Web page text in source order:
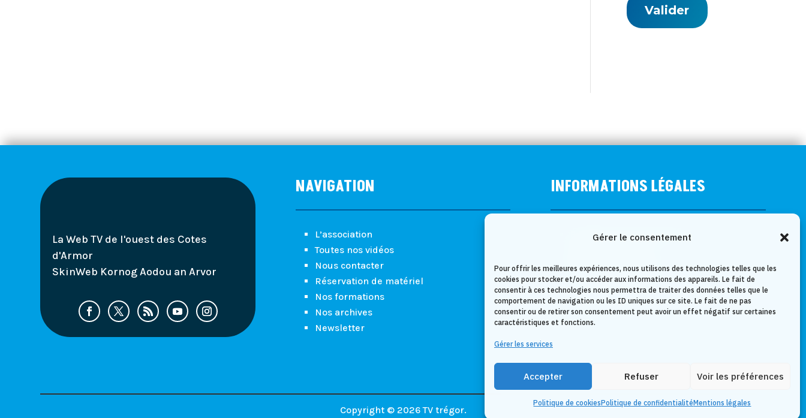
Gérer le consentement
Pour offrir les meilleures expériences, nous utilisons des technologies telles que les
cookies pour stocker et/ou accéder aux informations des appareils. Le fait de
consentir à ces technologies nous permettra de traiter des données telles que le
comportement de navigation ou les ID uniques sur ce site. Le fait de ne pas
consentir ou de retirer son consentement peut avoir un effet négatif sur certaines
caractéristiques et fonctions.
Gérer les services
Accepter Refuser Voir les préférences
Politique de cookiesPolitique de confidentialitéMentions légales
La Web TV de l'ouest des Cotes
d'Armor
SkinWeb Kornog Aodou an Arvor
NAVIGATION
L’association
Toutes nos vidéos
Nous contacter
Réservation de matériel
Nos formations
Nos archives
Newsletter
INFORMATIONS LÉGALES
Politique de confidentialité
Conditions générales
Politique de cookies
Copyright © 2026 TV trégor.